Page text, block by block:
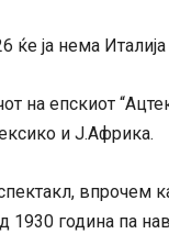
ја нема Италија
на епскиот
и Ј.Африка.
впрочем
1930 година па